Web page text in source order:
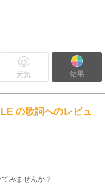
元気 結果
の歌詞へのレビュ
みませんか？